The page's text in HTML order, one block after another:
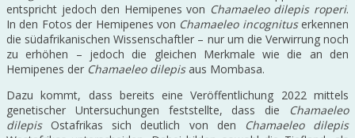
entspricht jedoch den Hemipenes von Chamaeleo dilepis roperi.
In den Fotos der Hemipenes von Chamaeleo incognituserkennen
die südafrikanischen Wissenschaftler – nur um die Verwirrung noch
zu erhöhen – jedoch die gleichen Merkmale wie die an den
Hemipenes der Chamaeleo dilepisaus Mombasa.
Dazu kommt, dass bereits eine Veröffentlichung 2022 mittels
genetischer Untersuchungen feststellte, dass die
Chamaeleo
dilepisOstafrikas sich deutlich von den
Chamaeleo dilepis